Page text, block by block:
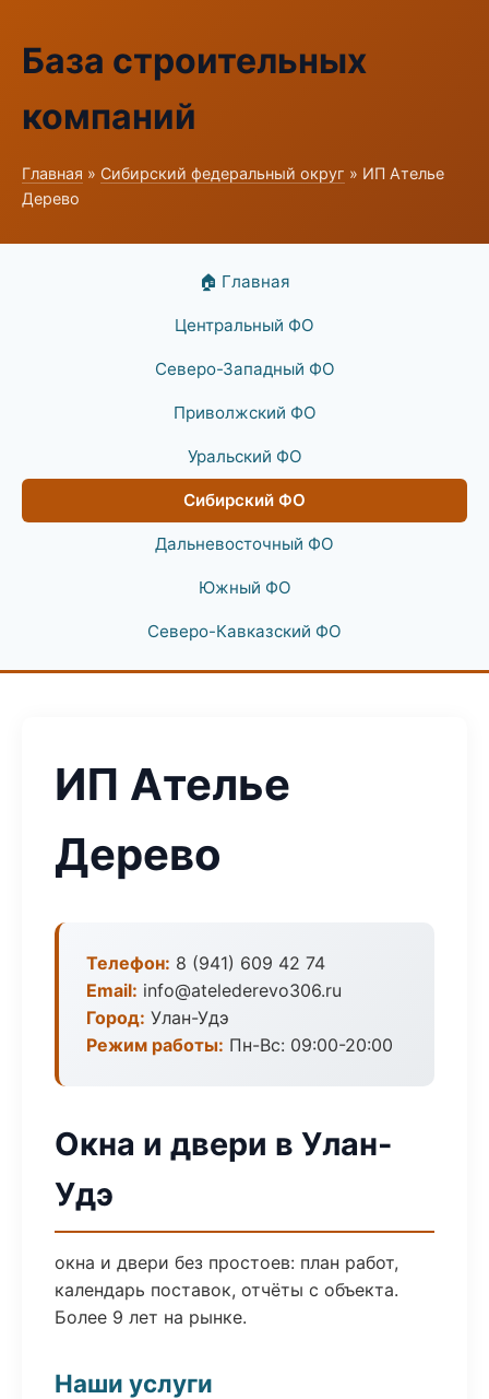
База строительных
компаний
Главная » Сибирский федеральный округ » ИП Ателье
Дерево
🏠 Главная
Центральный ФО
Северо-Западный ФО
Приволжский ФО
Уральский ФО
Сибирский ФО
Дальневосточный ФО
Южный ФО
Северо-Кавказский ФО
ИП Ателье
Дерево
Телефон: 8 (941) 609 42 74
Email: info@atelederevo306.ru
Город: Улан-Удэ
Режим работы: Пн-Вс: 09:00-20:00
Окна и двери в Улан-
Удэ
окна и двери без простоев: план работ,
календарь поставок, отчёты с объекта.
Более 9 лет на рынке.
Наши услуги